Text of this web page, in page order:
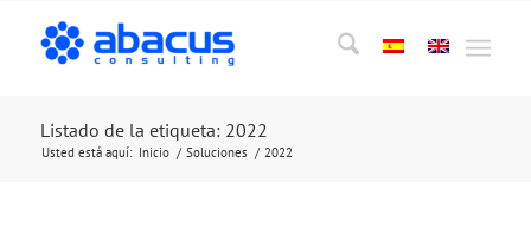
Listado de la etiqueta: 2022
Usted está aquí: Inicio / Soluciones / 2022